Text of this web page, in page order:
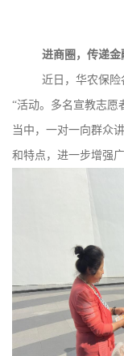
进商圈，传递金
近日，华农保险
“活动。多名宣教志愿
当中，一对一向群众
和特点，进一步增强